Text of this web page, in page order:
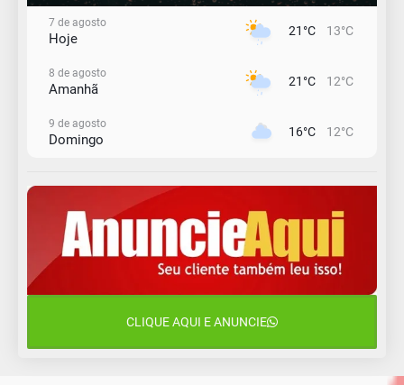
7 de agosto
Hoje 21°C 13°C
8 de agosto
Amanhã 21°C 12°C
9 de agosto
Domingo 16°C 12°C
Segunda-Feira 15°C 11°C
11 de agosto
Terça-Feira
Quarta-Feira
CLIQUE AQUI E ANUNCIE